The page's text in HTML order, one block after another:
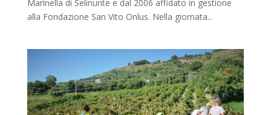
Marinella di Selinunte e dal 2006 affidato in gestione
alla Fondazione San Vito Onlus. Nella giornata...